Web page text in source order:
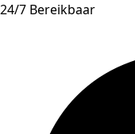
24/7 Bereikbaar